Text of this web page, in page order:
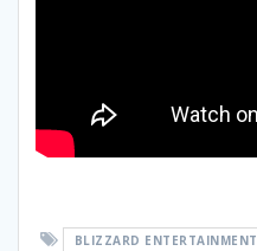
BLIZZARD ENTERTAINMENT